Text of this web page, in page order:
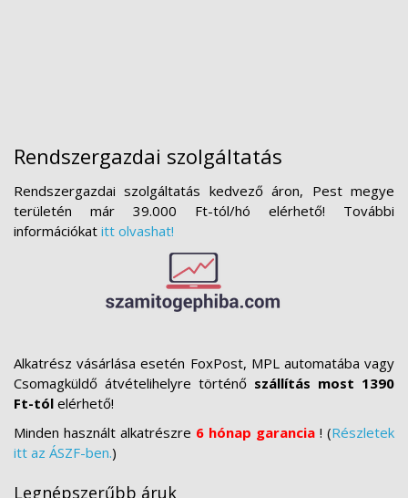
Rendszergazdai szolgáltatás
Rendszergazdai szolgáltatás kedvező áron, Pest megye
területén már 39.000 Ft-tól/hó elérhető! További
információkat itt olvashat!
Alkatrész vásárlása esetén FoxPost, MPL automatába vagy
Csomagküldő átvételihelyre történő szállítás most 1390
Ft-tól elérhető!
Minden használt alkatrészre 6 hónap garancia ! (Részletek
itt az ÁSZF-ben.)
Legnépszerűbb áruk